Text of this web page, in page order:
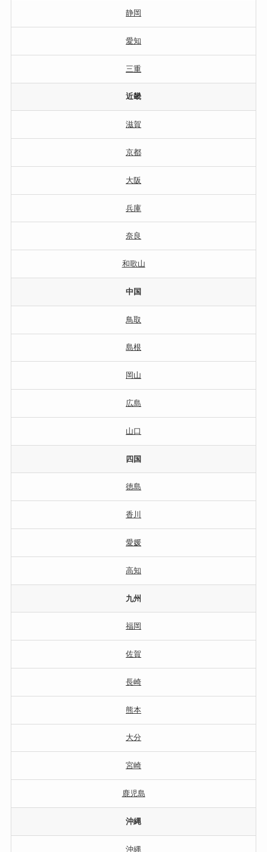
静岡
愛知
三重
近畿
滋賀
京都
大阪
兵庫
奈良
和歌山
中国
鳥取
島根
岡山
広島
山口
四国
徳島
香川
愛媛
高知
九州
福岡
佐賀
長崎
熊本
大分
宮崎
鹿児島
沖縄
沖縄